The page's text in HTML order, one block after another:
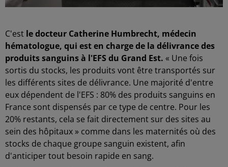
C'est le docteur Catherine Humbrecht, médecin
hématologue, qui est en charge de la délivrance des
produits sanguins à l'EFS du Grand Est. « Une fois
sortis du stocks, les produits vont être transportés sur
les différents sites de délivrance. Une majorité d'entre
eux dépendent de l'EFS : 80% des produits sanguins en
France sont dispensés par ce type de centre. Pour les
20% restants, cela se fait directement sur des sites au
sein des hôpitaux » comme dans les maternités où des
stocks de chaque groupe sanguin existent, afin
d'anticiper tout besoin rapide en sang.